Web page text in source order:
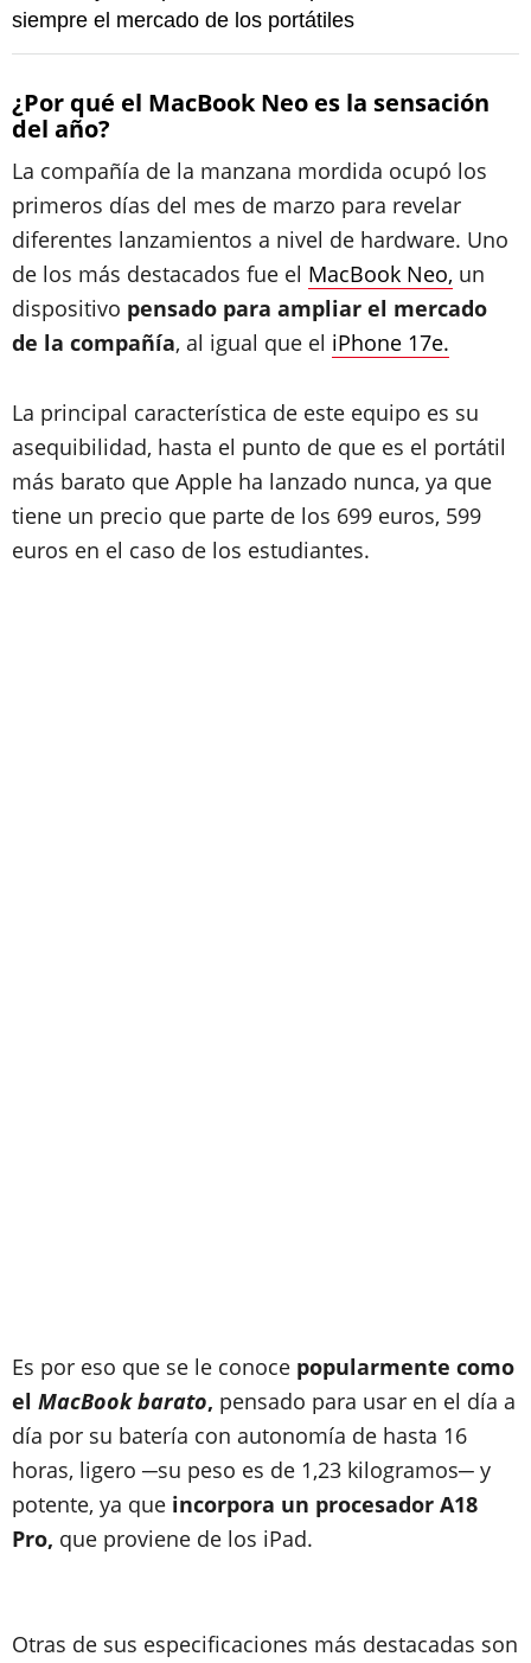
siempre el mercado de los portátiles
¿Por qué el MacBook Neo es la sensación
del año?
La compañía de la manzana mordida ocupó los
primeros días del mes de marzo para revelar
diferentes lanzamientos a nivel de hardware. Uno
de los más destacados fue el MacBook Neo, un
dispositivo pensado para ampliar el mercado
de la compañía, al igual que el iPhone 17e.
La principal característica de este equipo es su
asequibilidad, hasta el punto de que es el portátil
más barato que Apple ha lanzado nunca, ya que
tiene un precio que parte de los 699 euros, 599
euros en el caso de los estudiantes.
Es por eso que se le conoce popularmente como
el MacBook barato, pensado para usar en el día a
día por su batería con autonomía de hasta 16
horas, ligero ─su peso es de 1,23 kilogramos─ y
potente, ya que incorpora un procesador A18
Pro, que proviene de los iPad.
Otras de sus especificaciones más destacadas son